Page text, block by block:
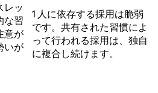
レッ
な習
意が
いが
1 人に依存する採用は脆弱
です。共有された習慣によ
って行われる採用は、独自
に複合し続けます。